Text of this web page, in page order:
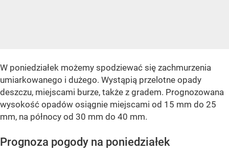
W poniedziałek możemy spodziewać się zachmurzenia
umiarkowanego i dużego. Wystąpią przelotne opady
deszczu, miejscami burze, także z gradem. Prognozowana
wysokość opadów osiągnie miejscami od 15 mm do 25
mm, na północy od 30 mm do 40 mm.
Prognoza pogody na poniedziałek